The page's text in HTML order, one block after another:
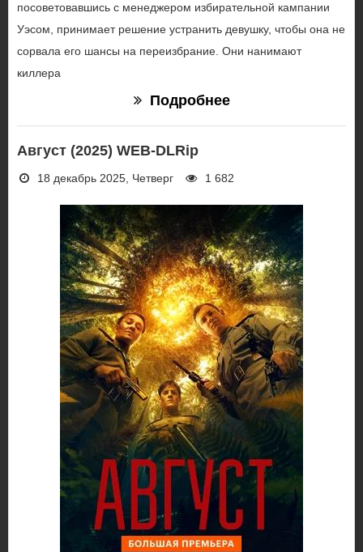
посоветовавшись с менеджером избирательной кампании
Уэсом, принимает решение устранить девушку, чтобы она не
сорвала его шансы на переизбрание. Они нанимают
киллера
Подробнее
Август (2025) WEB-DLRip
18 декабрь 2025, Четверг 1 682